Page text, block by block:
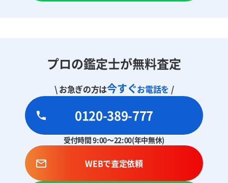
プロの鑑定士が無料査定
\ お急ぎの方は今すぐお電話を /
0120-389-777
受付時間 9:00～22:00(年中無休)
WEBで査定依頼